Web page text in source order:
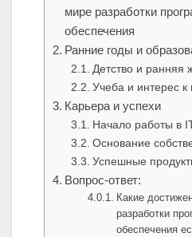
мире разработки
обеспечения
Ранние годы и
Детство и ранняя
Учеба и интерес
Карьера и успехи
Начало работы в
Основание
Успешные
Вопрос-ответ:
Какие
разработки
обеспечения